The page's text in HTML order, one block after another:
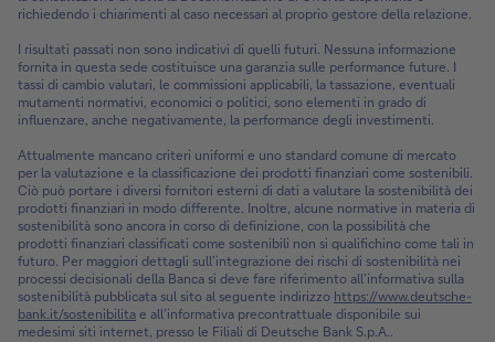
richiedendo i chiarimenti al caso necessari al proprio gestore della relazione.
I risultati passati non sono indicativi di quelli futuri. Nessuna informazione
fornita in questa sede costituisce una garanzia sulle performance future. I
tassi di cambio valutari, le commissioni applicabili, la tassazione, eventuali
mutamenti normativi, economici o politici, sono elementi in grado di
influenzare, anche negativamente, la performance degli investimenti.
Attualmente mancano criteri uniformi e uno standard comune di mercato
per la valutazione e la classificazione dei prodotti finanziari come sostenibili.
Ciò può portare i diversi fornitori esterni di dati a valutare la sostenibilità dei
prodotti finanziari in modo differente. Inoltre, alcune normative in materia di
sostenibilità sono ancora in corso di definizione, con la possibilità che
prodotti finanziari classificati come sostenibili non si qualifichino come tali in
futuro. Per maggiori dettagli sull’integrazione dei rischi di sostenibilità nei
processi decisionali della Banca si deve fare riferimento all’informativa sulla
sostenibilità pubblicata sul sito al seguente indirizzo https://www.deutsche-
bank.it/sostenibilita e all’informativa precontrattuale disponibile sui
medesimi siti internet, presso le Filiali di Deutsche Bank S.p.A..